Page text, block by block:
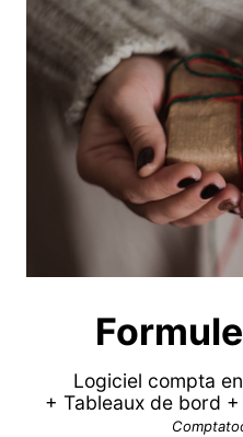
Logiciel compta
+ Tableaux de bord